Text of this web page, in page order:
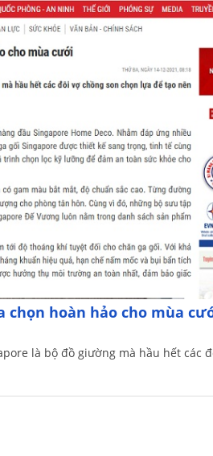
chọn hoàn hảo cho mùa
là bộ đồ giường mà hầu hết các